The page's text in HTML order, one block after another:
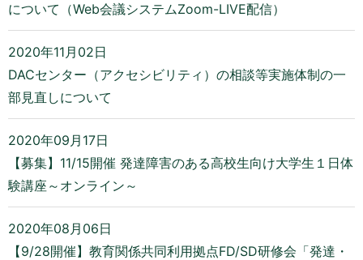
について（Web会議システムZoom-LIVE配信）
2020年11月02日
DACセンター（アクセシビリティ）の相談等実施体制の一
部見直しについて
2020年09月17日
【募集】11/15開催 発達障害のある高校生向け大学生１日体
験講座～オンライン～
2020年08月06日
【9/28開催】教育関係共同利用拠点FD/SD研修会「発達・